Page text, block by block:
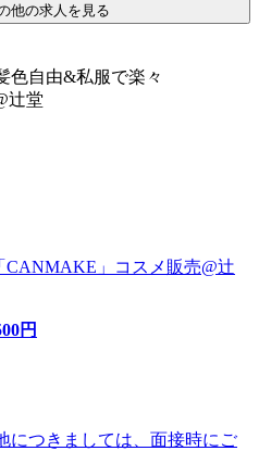
他の求人を見る
色自由&私服で楽々
辻堂
」コスメ販売@辻
円
につきましては、面接時にご